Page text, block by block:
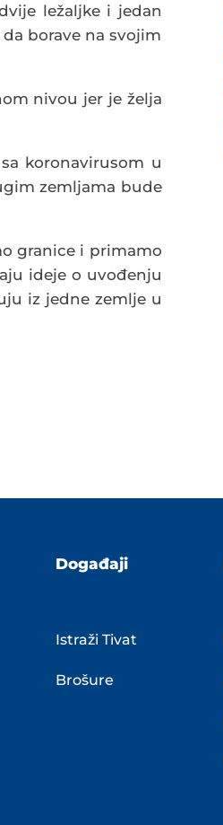
ležaljke i jedan
borave na svojim
nivou jer je želja
koronavirusom u
zemljama bude
granice i primamo
ideje o uvođenju
iz jedne zemlje u
Događaji
Istraži Tivat
Brošure